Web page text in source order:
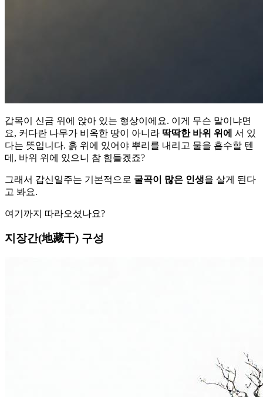
갑목이 신금 위에 앉아 있는 형상이에요. 이게 무슨 말이냐면
요, 커다란 나무가 비옥한 땅이 아니라 딱딱한 바위 위에 서 있
다는 뜻입니다. 흙 위에 있어야 뿌리를 내리고 물을 흡수할 텐
데, 바위 위에 있으니 참 힘들겠죠?
그래서 갑신일주는 기본적으로 굴곡이 많은 인생을 살게 된다
고 봐요.
여기까지 따라오셨나요?
지장간(地藏干) 구성